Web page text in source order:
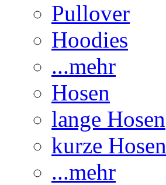
Pullover
Hoodies
...mehr
Hosen
lange Hosen
kurze Hosen
...mehr